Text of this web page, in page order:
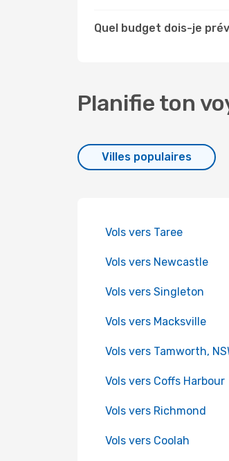
Quel budget dois-je
Planifie ton
Villes populaires
Vols vers Taree
Vols vers Newcastle
Vols vers Singleton
Vols vers Macksville
Vols vers Tamworth,
Vols vers Coffs Harbour
Vols vers Richmond
Vols vers Coolah